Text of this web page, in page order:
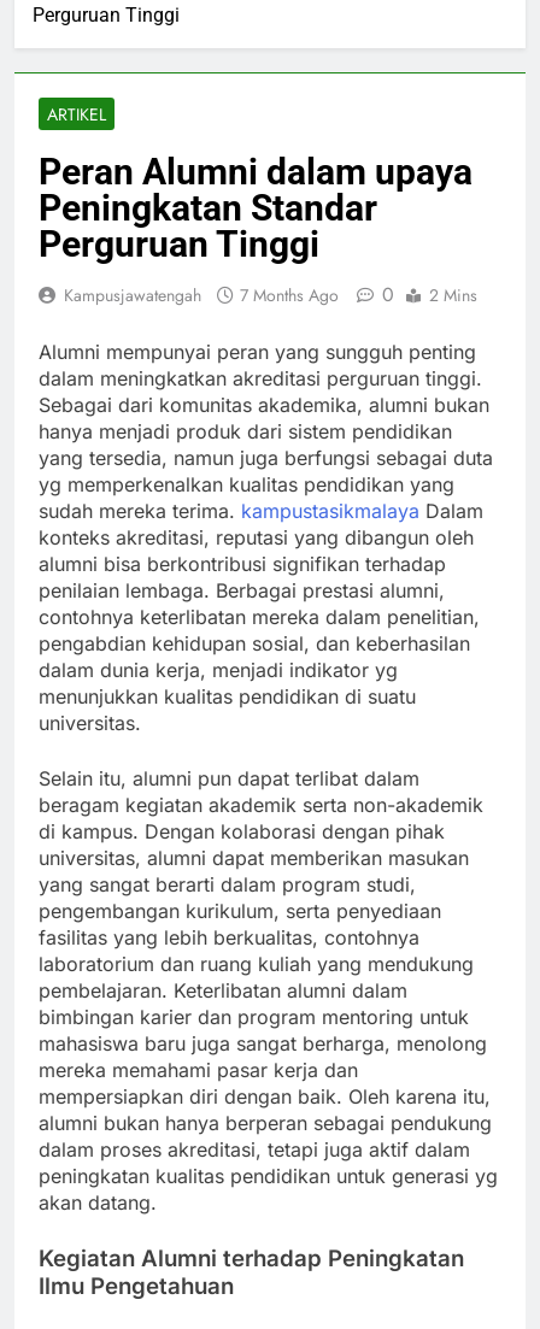
Perguruan Tinggi
ARTIKEL
Peran Alumni dalam upaya
Peningkatan Standar
Perguruan Tinggi
Kampusjawatengah 7 Months Ago 0 2 Mins
Alumni mempunyai peran yang sungguh penting
dalam meningkatkan akreditasi perguruan tinggi.
Sebagai dari komunitas akademika, alumni bukan
hanya menjadi produk dari sistem pendidikan
yang tersedia, namun juga berfungsi sebagai duta
yg memperkenalkan kualitas pendidikan yang
sudah mereka terima. kampustasikmalaya Dalam
konteks akreditasi, reputasi yang dibangun oleh
alumni bisa berkontribusi signifikan terhadap
penilaian lembaga. Berbagai prestasi alumni,
contohnya keterlibatan mereka dalam penelitian,
pengabdian kehidupan sosial, dan keberhasilan
dalam dunia kerja, menjadi indikator yg
menunjukkan kualitas pendidikan di suatu
universitas.
Selain itu, alumni pun dapat terlibat dalam
beragam kegiatan akademik serta non-akademik
di kampus. Dengan kolaborasi dengan pihak
universitas, alumni dapat memberikan masukan
yang sangat berarti dalam program studi,
pengembangan kurikulum, serta penyediaan
fasilitas yang lebih berkualitas, contohnya
laboratorium dan ruang kuliah yang mendukung
pembelajaran. Keterlibatan alumni dalam
bimbingan karier dan program mentoring untuk
mahasiswa baru juga sangat berharga, menolong
mereka memahami pasar kerja dan
mempersiapkan diri dengan baik. Oleh karena itu,
alumni bukan hanya berperan sebagai pendukung
dalam proses akreditasi, tetapi juga aktif dalam
peningkatan kualitas pendidikan untuk generasi yg
akan datang.
Kegiatan Alumni terhadap Peningkatan
Ilmu Pengetahuan